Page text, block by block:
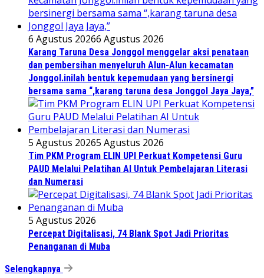
6 Agustus 20266 Agustus 2026
Karang Taruna Desa Jonggol menggelar aksi penataan
dan pembersihan menyeluruh Alun-Alun kecamatan
Jonggol.inilah bentuk kepemudaan yang bersinergi
bersama sama “,karang taruna desa Jonggol Jaya Jaya,”
5 Agustus 20265 Agustus 2026
Tim PKM Program ELIN UPI Perkuat Kompetensi Guru
PAUD Melalui Pelatihan AI Untuk Pembelajaran Literasi
dan Numerasi
5 Agustus 2026
Percepat Digitalisasi, 74 Blank Spot Jadi Prioritas
Penanganan di Muba
Selengkapnya